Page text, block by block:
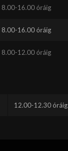
8.00-16.00 óráig
8.00-16.00 óráig
8.00-12.00 óráig
12.00-12.30 óráig